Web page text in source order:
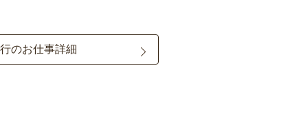
のお仕事詳細